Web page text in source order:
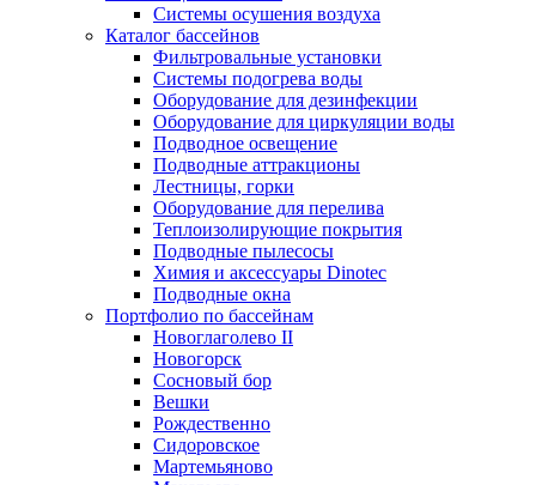
Системы осушения воздуха
Каталог бассейнов
Фильтровальные установки
Системы подогрева воды
Оборудование для дезинфекции
Оборудование для циркуляции воды
Подводное освещение
Подводные аттракционы
Лестницы, горки
Оборудование для перелива
Теплоизолирующие покрытия
Подводные пылесосы
Химия и аксессуары Dinotec
Подводные окна
Портфолио по бассейнам
Новоглаголево II
Новогорск
Сосновый бор
Вешки
Рождественно
Сидоровское
Мартемьяново